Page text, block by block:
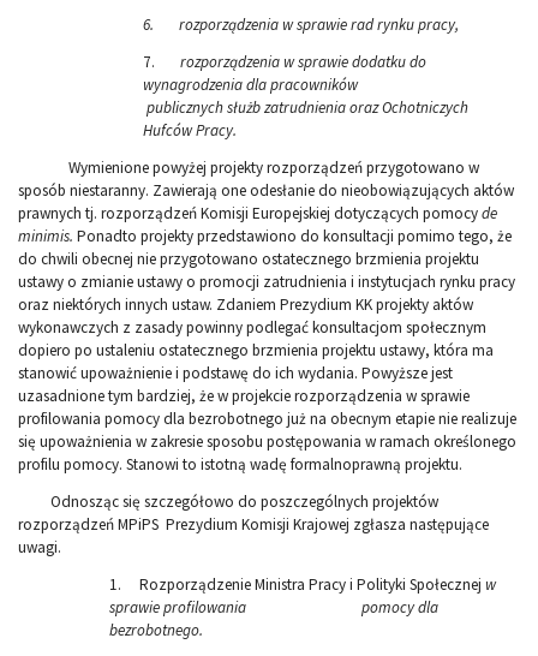
6. rozporządzenia w sprawie rad rynku pracy,
7. rozporządzenia w sprawie dodatku do
wynagrodzenia dla pracowników
publicznych służb zatrudnienia oraz Ochotniczych
Hufców Pracy.
Wymienione powyżej projekty rozporządzeń przygotowano w
sposób niestaranny. Zawierają one odesłanie do nieobowiązujących aktów
prawnych tj. rozporządzeń Komisji Europejskiej dotyczących pomocyde
minimis. Ponadto projekty przedstawiono do konsultacji pomimo tego, że
do chwili obecnej nie przygotowano ostatecznego brzmienia projektu
ustawy o zmianie ustawy o promocji zatrudnienia i instytucjach rynku pracy
oraz niektórych innych ustaw. Zdaniem Prezydium KK projekty aktów
wykonawczych z zasady powinny podlegać konsultacjom społecznym
dopiero po ustaleniu ostatecznego brzmienia projektu ustawy, która ma
stanowić upoważnienie i podstawę do ich wydania. Powyższe jest
uzasadnione tym bardziej, że w projekcie rozporządzenia w sprawie
profilowania pomocy dla bezrobotnego już na obecnym etapie nie realizuje
się upoważnienia w zakresie sposobu postępowania w ramach określonego
profilu pomocy. Stanowi to istotną wadę formalnoprawną projektu.
Odnosząc się szczegółowo do poszczególnych projektów
rozporządzeń MPiPS Prezydium Komisji Krajowej zgłasza następujące
uwagi.
1. Rozporządzenie Ministra Pracy i Polityki Społecznej w
sprawie profilowania pomocy dla
bezrobotnego.